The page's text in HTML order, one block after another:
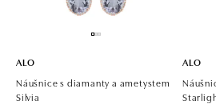
ALO
Náušnice s diamanty a ametystem
Silvia
ALO